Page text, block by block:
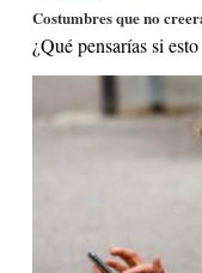
Costumbres que no
¿Qué pensarías si